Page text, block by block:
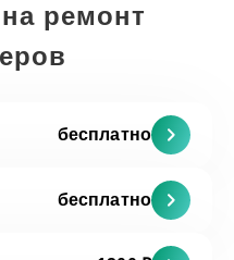
ремонт
бесплатно
бесплатно